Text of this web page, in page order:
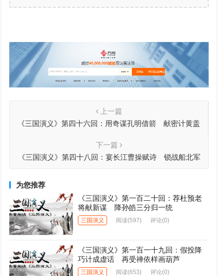
上一篇
《三国演义》第四十六回：用奇谋孔明借箭 献密计黄盖
下一篇
《三国演义》第四十八回：宴长江曹操赋诗 锁战船北军
为您推荐
《三国演义》第一百二十回：荐杜预老
将献新谋 降孙皓三分归一统
三国演义 阅读(597) 评论(0)
《三国演义》第一百一十九回：假投降
巧计成虚话 再受禅依样画葫芦
三国演义 阅读(653) 评论(0)